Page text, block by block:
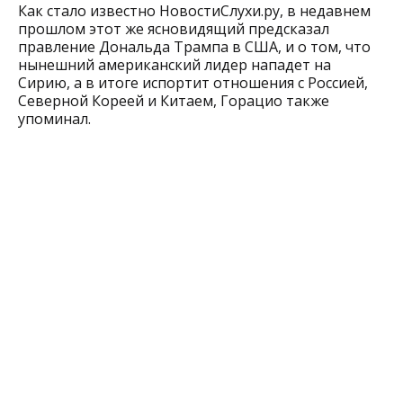
Как стало известно НовостиСлухи.ру, в недавнем
прошлом этот же ясновидящий предсказал
правление Дональда Трампа в США, и о том, что
нынешний американский лидер нападет на
Сирию, а в итоге испортит отношения с Россией,
Северной Кореей и Китаем, Горацио также
упоминал.